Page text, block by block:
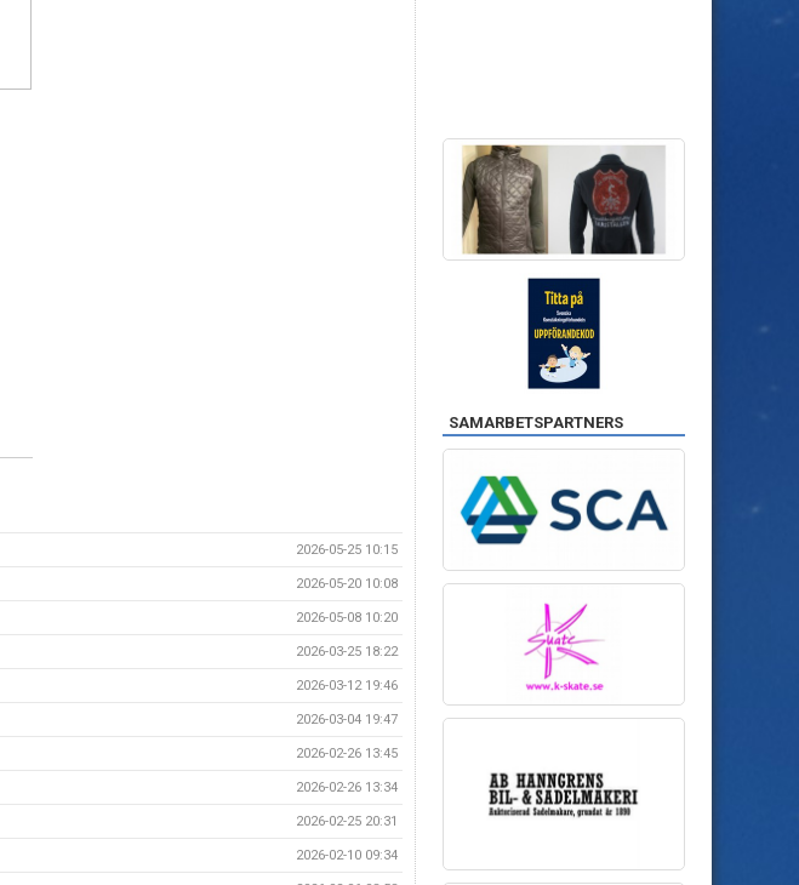
2026-05-25 10:15
2026-05-20 10:08
2026-05-08 10:20
2026-03-25 18:22
2026-03-12 19:46
2026-03-04 19:47
2026-02-26 13:45
2026-02-26 13:34
2026-02-25 20:31
2026-02-10 09:34
SAMARBETSPARTNERS